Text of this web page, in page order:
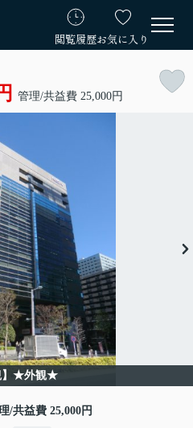
閲覧履歴お気に入り
管理/共益費 25,000円
】★外観★
/共益費 25,000円